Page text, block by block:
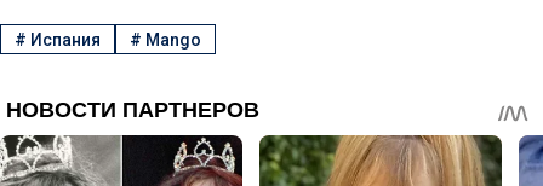
# Испания # Mango